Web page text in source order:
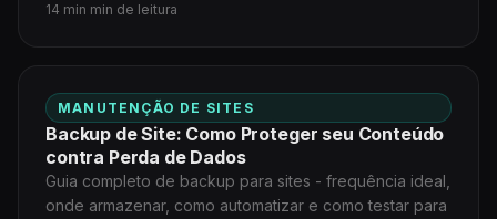
14 min min de leitura
MANUTENÇÃO DE SITES
Backup de Site: Como Proteger seu Conteúdo
contra Perda de Dados
Guia completo de backup para sites - frequência ideal,
onde armazenar, como automatizar e como testar para